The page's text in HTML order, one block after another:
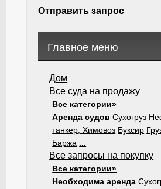
Отправить запрос
Главное меню
Дом
Все суда на продажу
Все категории»
Аренда судов Сухогруз
танкер, Химовоз Буксир
Баржа ...
Все запросы на покупку
Все категории»
Необходима аренда